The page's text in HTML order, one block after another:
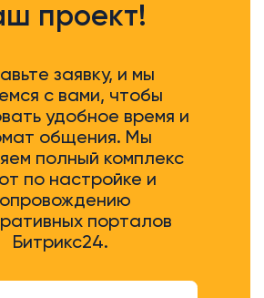
проект!
заявку, и мы
с вами, чтобы
удобное время и
общения. Мы
полный комплекс
по настройке и
порталов
Битрикс24.